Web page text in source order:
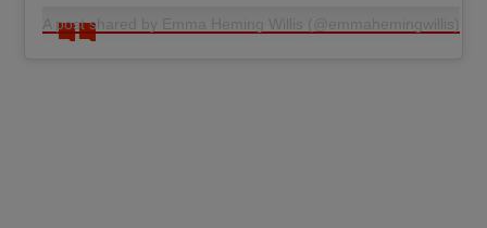
A post shared by Emma Heming Willis (@emmahemingwillis)